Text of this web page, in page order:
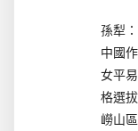
孫犁
中國
女平
格選
嶗山